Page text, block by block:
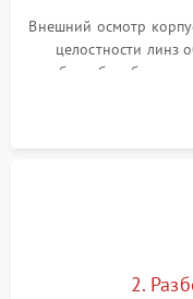
защиты от перегрева
Поломка системы
Внешний осмотр
целостности линз
работы
параллакса и
2.